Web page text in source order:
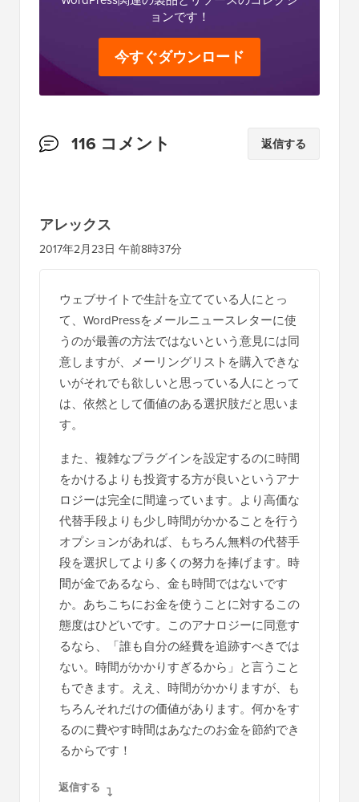
ョンです！
今すぐダウンロード
読
の
イ
ン
116 コメント 返信する
アレックス
2017年2月23日 午前8時37分
ウェブサイトで生計を立てている人にとっ
て、WordPressをメールニュースレターに使
うのが最善の方法ではないという意見には同
意しますが、メーリングリストを購入できな
いがそれでも欲しいと思っている人にとって
は、依然として価値のある選択肢だと思いま
す。
また、複雑なプラグインを設定するのに時間
をかけるよりも投資する方が良いというアナ
ロジーは完全に間違っています。より高価な
代替手段よりも少し時間がかかることを行う
オプションがあれば、もちろん無料の代替手
段を選択してより多くの努力を捧げます。時
間が金であるなら、金も時間ではないです
か。あちこちにお金を使うことに対するこの
態度はひどいです。このアナロジーに同意す
るなら、「誰も自分の経費を追跡すべきでは
ない。時間がかかりすぎるから」と言うこと
もできます。ええ、時間がかかりますが、も
ちろんそれだけの価値があります。何かをす
るのに費やす時間はあなたのお金を節約でき
るからです！
返信する